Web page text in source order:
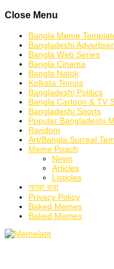
Skip
content
Close Menu
Bangla Meme
Bangladeshi
Bangla Web Series
Bangla Cinema
Bangla Natok
Kolkata Temps
Bangladeshi Politics
Bangla Cartoon & TV
Bangladeshi Sports
Popular Bangladeshi
Random
Art/Bangla Surreal
Meme Poach
News
Articles
Listicles
আমরা কারা
Privacy Policy
Baked Memes
Baked Memes